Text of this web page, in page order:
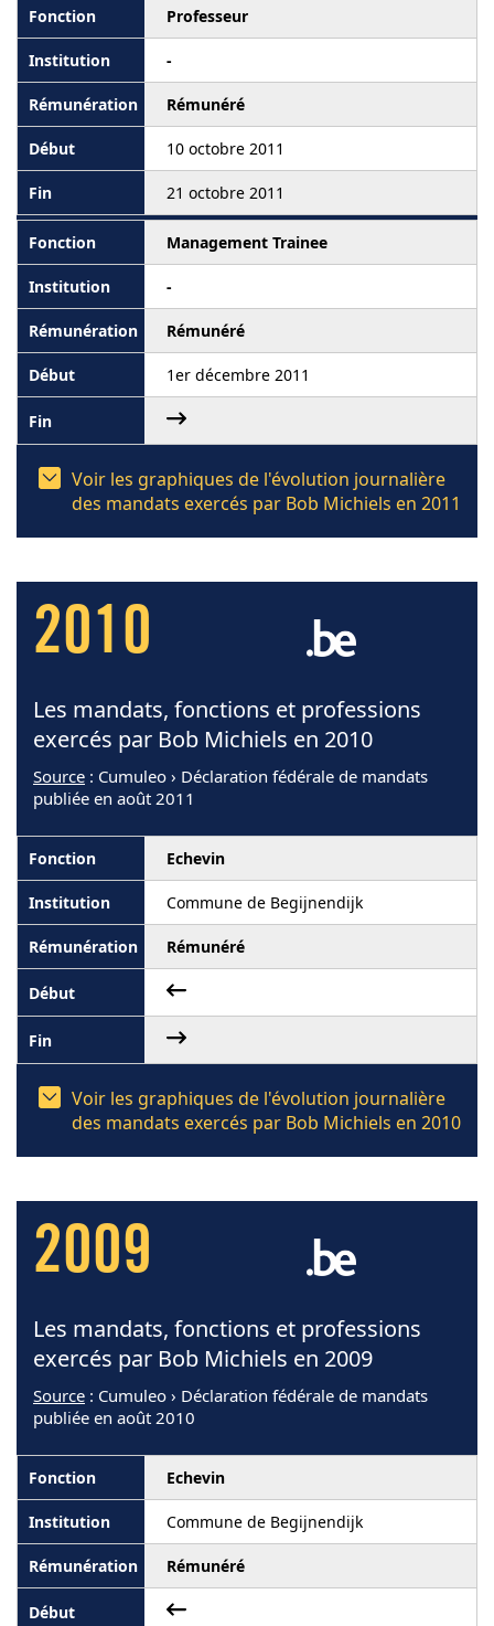
Professeur
-
Rémunéré
10 octobre 2011
21 octobre 2011
Management Trainee
-
Rémunéré
1er décembre 2011
Voir les graphiques de l'évolution journalière
des mandats exercés par Bob Michiels en 2011
2010
Les mandats, fonctions et professions
exercés par Bob Michiels en 2010
Source : Cumuleo › Déclaration fédérale de mandats
publiée en août 2011
Echevin
Commune de Begijnendijk
Rémunéré
Voir les graphiques de l'évolution journalière
des mandats exercés par Bob Michiels en 2010
2009
Les mandats, fonctions et professions
exercés par Bob Michiels en 2009
Source : Cumuleo › Déclaration fédérale de mandats
publiée en août 2010
Echevin
Commune de Begijnendijk
Rémunéré